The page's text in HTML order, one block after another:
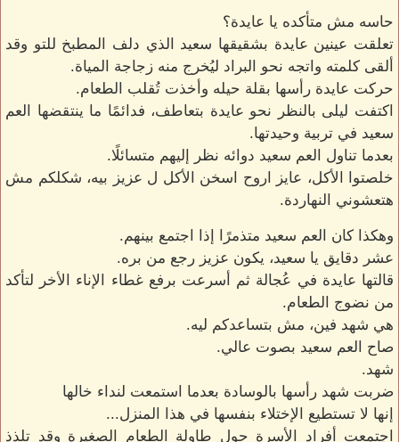
حاسه مش متأكده يا عايدة؟
تعلقت عينين عايدة بشقيقها سعيد الذي دلف المطبخ للتو وقد
ألقى كلمته واتجه نحو البراد ليُخرج منه زجاجة المياة.
حركت عايدة رأسها بقلة حيله وأخذت تُقلب الطعام.
اكتفت ليلى بالنظر نحو عايدة بتعاطف، فدائمًا ما ينتقضها العم
سعيد في تربية وحيدتها.
بعدما تناول العم سعيد دوائه نظر إليهم متسائلًا.
خلصتوا الأكل، عايز اروح اسخن الأكل ل عزيز بيه، شكلكم مش
هتعشوني النهاردة.
وهكذا كان العم سعيد متذمرًا إذا اجتمع بينهم.
عشر دقايق يا سعيد، يكون عزيز رجع من بره.
قالتها عايدة في عُجالة ثم أسرعت برفع غطاء الإناء الأخر لتأكد
من نضوج الطعام.
هي شهد فين، مش بتساعدكم ليه.
صاح العم سعيد بصوت عالي.
شهد.
ضربت شهد رأسها بالوسادة بعدما استمعت لنداء خالها
إنها لا تستطيع الإختلاء بنفسها في هذا المنزل...
اجتمعت أفراد الأسرة حول طاولة الطعام الصغيرة وقد تلذذ